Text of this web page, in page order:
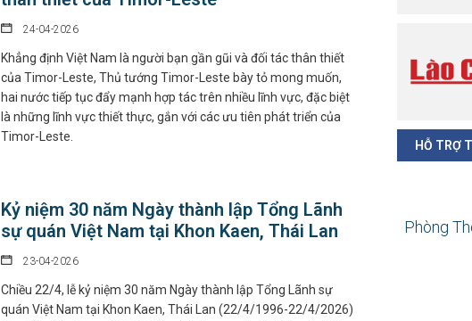
24-04-2026
Khẳng định Việt Nam là người bạn gần gũi và đối tác thân thiết
của Timor-Leste, Thủ tướng Timor-Leste bày tỏ mong muốn,
hai nước tiếp tục đẩy mạnh hợp tác trên nhiều lĩnh vực, đặc biệt
là những lĩnh vực thiết thực, gắn với các ưu tiên phát triển của
Timor-Leste.
Kỷ niệm 30 năm Ngày thành lập Tổng Lãnh
sự quán Việt Nam tại Khon Kaen, Thái Lan
23-04-2026
Chiều 22/4, lễ kỷ niệm 30 năm Ngày thành lập Tổng Lãnh sự
quán Việt Nam tại Khon Kaen, Thái Lan (22/4/1996-22/4/2026)
HỖ TRỢ
Phòng